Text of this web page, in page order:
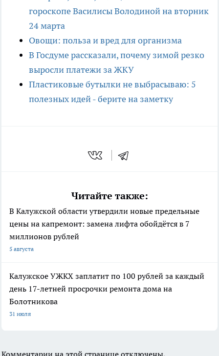
гороскопе Василисы Володиной на вторник
24 марта
Овощи: польза и вред для организма
В Госдуме рассказали, почему зимой резко
выросли платежи за ЖКУ
Пластиковые бутылки не выбрасываю: 5
полезных идей - берите на заметку
Читайте также:
В Калужской области утвердили новые предельные
цены на капремонт: замена лифта обойдётся в 7
миллионов рублей
5 августа
Калужское УЖКХ заплатит по 100 рублей за каждый
день 17-летней просрочки ремонта дома на
Болотникова
31 июля